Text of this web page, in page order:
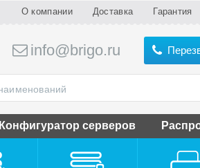
О компании Доставка Гарантия
info@brigo.ru
Конфигуратор серверов